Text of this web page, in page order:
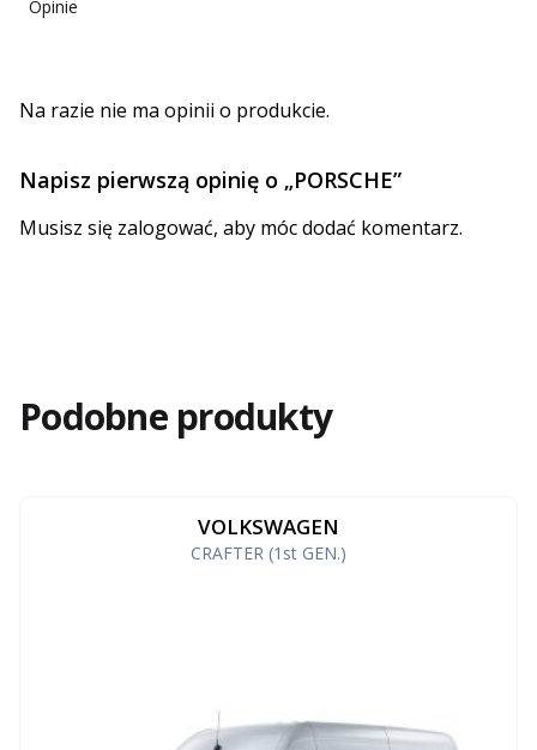
Opinie
Na razie nie ma opinii o produkcie.
Napisz pierwszą opinię o „PORSCHE”
Musisz się zalogować, aby móc dodać komentarz.
Podobne produkty
VOLKSWAGEN
CRAFTER (1st GEN.)